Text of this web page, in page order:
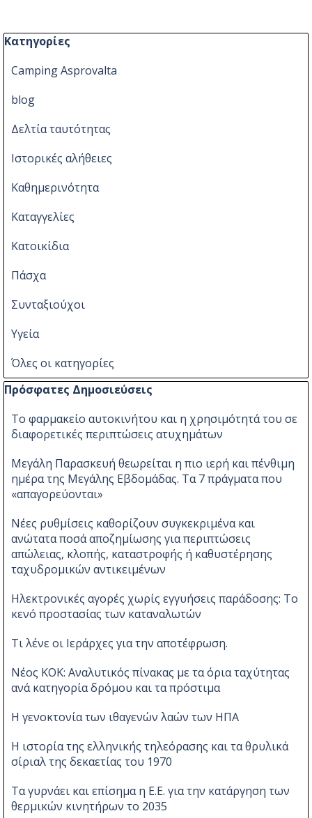
Παράλειψη μπλόκ Κατηγορίες
Κατηγορίες
Camping Asprovalta
blog
Δελτία ταυτότητας
Ιστορικές αλήθειες
Καθημερινότητα
Καταγγελίες
Κατοικίδια
Πάσχα
Συνταξιούχοι
Υγεία
Όλες οι κατηγορίες
Παράλειψη μπλόκ Πρόσφατες Δημοσιεύσεις
Πρόσφατες Δημοσιεύσεις
Το φαρμακείο αυτοκινήτου και η χρησιμότητά του σε
διαφορετικές περιπτώσεις ατυχημάτων
Μεγάλη Παρασκευή θεωρείται η πιο ιερή και πένθιμη
ημέρα της Μεγάλης Εβδομάδας. Τα 7 πράγματα που
«απαγορεύονται»
Νέες ρυθμίσεις καθορίζουν συγκεκριμένα και
ανώτατα ποσά αποζημίωσης για περιπτώσεις
απώλειας, κλοπής, καταστροφής ή καθυστέρησης
ταχυδρομικών αντικειμένων
Ηλεκτρονικές αγορές χωρίς εγγυήσεις παράδοσης: Το
κενό προστασίας των καταναλωτών
Τι λένε οι Ιεράρχες για την αποτέφρωση.
Νέος ΚΟΚ: Αναλυτικός πίνακας με τα όρια ταχύτητας
ανά κατηγορία δρόμου και τα πρόστιμα
Η γενοκτονία των ιθαγενών λαών των ΗΠΑ
Η ιστορία της ελληνικής τηλεόρασης και τα θρυλικά
σίριαλ της δεκαετίας του 1970
Τα γυρνάει και επίσημα η Ε.Ε. για την κατάργηση των
θερμικών κινητήρων το 2035